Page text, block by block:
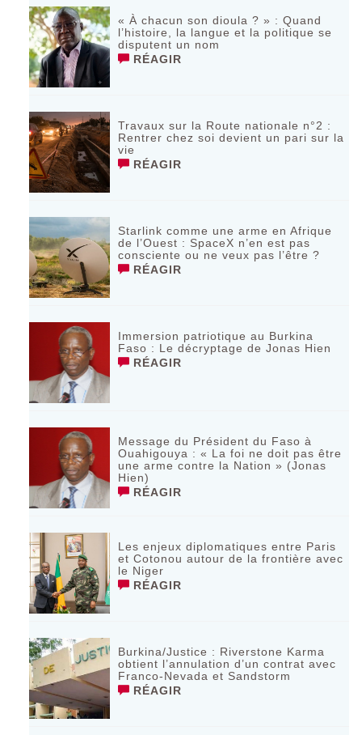
« À chacun son dioula ? » : Quand
l’histoire, la langue et la politique se
disputent un nom
RÉAGIR
Travaux sur la Route nationale n°2 :
Rentrer chez soi devient un pari sur la
vie
RÉAGIR
Starlink comme une arme en Afrique
de l’Ouest : SpaceX n’en est pas
consciente ou ne veux pas l’être ?
RÉAGIR
Immersion patriotique au Burkina
Faso : Le décryptage de Jonas Hien
RÉAGIR
Message du Président du Faso à
Ouahigouya : « La foi ne doit pas être
une arme contre la Nation » (Jonas
Hien)
RÉAGIR
Les enjeux diplomatiques entre Paris
et Cotonou autour de la frontière avec
le Niger
RÉAGIR
Burkina/Justice : Riverstone Karma
obtient l’annulation d’un contrat avec
Franco-Nevada et Sandstorm
RÉAGIR